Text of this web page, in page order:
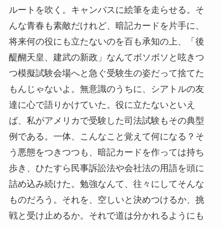
ルートを吹く。キャンバスに絵筆を走らせる。そ
んな青春も素敵だけれど、暗記カードを片手に、
将来何の役にも立たないのを百も承知の上、「後
醍醐天皇、建武の新政」なんてボソボソと呟きつ
つ模擬試験会場へと急ぐ受験生の姿だって捨てた
もんじゃないよ。無意識のうちに、シアトルの友
達に心で語りかけていた。役に立たないといえ
ば、私がアメリカで受験した司法試験もその典型
例である。一体、こんなこと覚えて何になる？そ
う悪態をつきつつも、暗記カードを作っては持ち
歩き、ひたすら民事訴訟法や会社法の用語を頭に
詰め込み続けた。勉強なんて、往々にしてそんな
ものだろう。それを、空しいと決めつけるか、挑
戦と受け止めるか。それで道は分かれるようにも